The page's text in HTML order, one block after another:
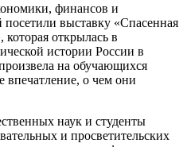
финансов и
выставку «Спасенная
которая открылась в
истории России в
на обучающихся
впечатление, о чем они
наук и студенты
и просветительских